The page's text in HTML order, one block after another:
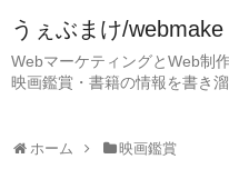
うぇぶまけ/webmake
WebマーケティングとWeb制
映画鑑賞・書籍の情報を書き
ホーム 映画鑑賞